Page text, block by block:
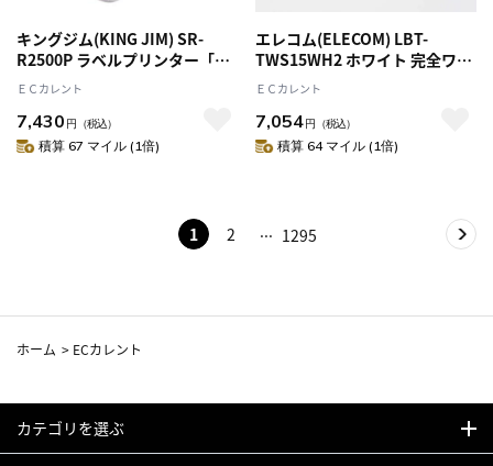
キングジム(KING JIM) SR-
R2500P ラベルプリンター「テ
プラ」PRO スマホ対応 18mm
ＥＣカレント
7,430 円 （税込）
積算 67 マイル (1倍)
エレコム(ELECOM) LBT-
TWS15WH2 ホワイト 完全ワイ
ヤレスBluetoothヘッドホン ノ
ＥＣカレント
7,054円 （税込）
積算 64 マイル (1倍)
1 2 1295
ホーム > ECカレント
カテゴリを選ぶ